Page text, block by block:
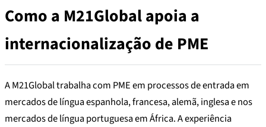
Como a M21Global apoia a
internacionalização de PME
A M21Global trabalha com PME em processos de entrada em
mercados de língua espanhola, francesa, alemã, inglesa e nos
mercados de língua portuguesa em África. A experiência